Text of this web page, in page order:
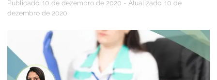
Publicado: 10 de dezembro de 2020 - Atualizado: 10 de
dezembro de 2020